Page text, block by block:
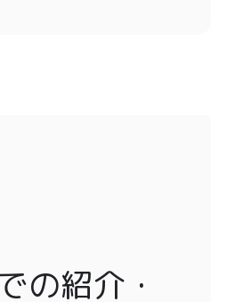
の紹介・